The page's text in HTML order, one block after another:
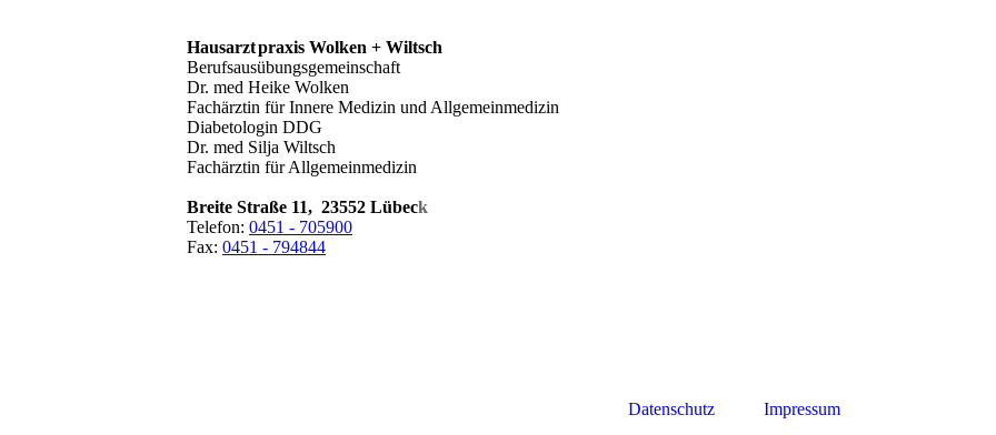
Hausarztpraxis Wolken + Wiltsch
Berufsausübungsgemeinschaft
Dr. med Heike Wolken
Fachärztin für Innere Medizin und Allgemeinmedizin
Diabetologin DDG
Dr. med Silja Wiltsch
Fachärztin für Allgemeinmedizin
Breite Straße 11, 23552 Lübeck
Telefon: 0451 - 705900
Fax: 0451 - 794844
Datenschutz Impressum